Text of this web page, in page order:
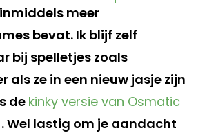
meer
bevat. Ik blijf zelf
bij spelletjes zoals
als ze in een nieuw jasje zijn
de kinky versie van Osmatic
lastig om je aandacht